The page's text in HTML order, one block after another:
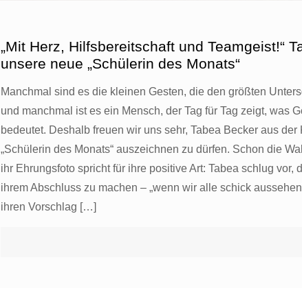
„Mit Herz, Hilfsbereitschaft und Teamgeist!“
unsere neue „Schülerin des Monats“
Manchmal sind es die kleinen Gesten, die den größten
und manchmal ist es ein Mensch, der Tag für Tag zeigt, was
bedeutet. Deshalb freuen wir uns sehr, Tabea Becker aus
„Schülerin des Monats“ auszeichnen zu dürfen. Schon die
ihr Ehrungsfoto spricht für ihre positive Art: Tabea schlug vor,
ihrem Abschluss zu machen – „wenn wir alle schick
ihren Vorschlag […]